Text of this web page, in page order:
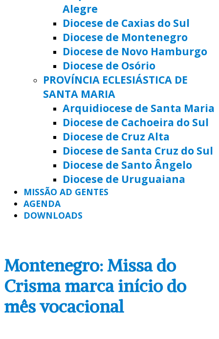
Alegre
Diocese de Caxias do Sul
Diocese de Montenegro
Diocese de Novo Hamburgo
Diocese de Osório
PROVÍNCIA ECLESIÁSTICA DE
SANTA MARIA
Arquidiocese de Santa Maria
Diocese de Cachoeira do Sul
Diocese de Cruz Alta
Diocese de Santa Cruz do Sul
Diocese de Santo Ângelo
Diocese de Uruguaiana
MISSÃO AD GENTES
AGENDA
DOWNLOADS
Montenegro: Missa do
Crisma marca início do
mês vocacional